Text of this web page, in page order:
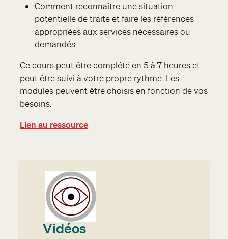
Comment reconnaître une situation
potentielle de traite et faire les références
appropriées aux services nécessaires ou
demandés.
Ce cours peut être complété en 5 à 7 heures et
peut être suivi à votre propre rythme. Les
modules peuvent être choisis en fonction de vos
besoins.
Lien au ressource
Vidéos